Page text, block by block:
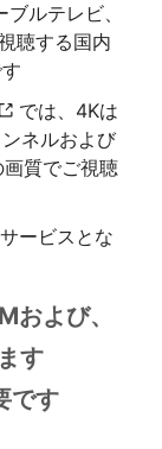
ルテレビ、
聴する国内
では、4Kは
ネルおよび
質でご視聴
ービスとな
および、
す
です